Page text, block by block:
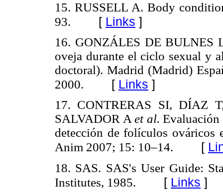
15. RUSSELL A. Body
93. [ Links ]
16. GONZÁLES DE BULNES
oveja durante el ciclo sexual y
doctoral). Madrid (Madrid)
2000. [ Links ]
17. CONTRERAS SI, DÍAZ
SALVADOR Aet al.Evaluación
detección de folículos ováricos
Anim 2007; 15: 10–14. [
18. SAS. SAS's User Guide:
Institutes, 1985. [ Links ]